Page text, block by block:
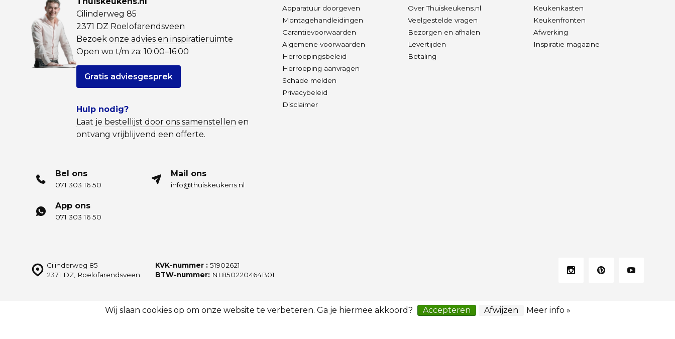
Cilinderweg 85
2371 DZ Roelofarendsveen
Bezoek onze advies en inspiratieruimte
Open wo t/m za: 10:00–16:00
Gratis adviesgesprek
Hulp nodig?
Laat je bestellijst door ons samenstellen en
ontvang vrijblijvend een offerte.
Bel ons
071 303 16 50
Mail ons
info@thuiskeukens.nl
App ons
071 303 16 50
Apparatuur doorgeven
Montagehandleidingen
Garantievoorwaarden
Algemene voorwaarden
Herroepingsbeleid
Herroeping aanvragen
Schade melden
Privacybeleid
Disclaimer
Over Thuiskeukens.nl
Veelgestelde vragen
Bezorgen en afhalen
Levertijden
Betaling
Keukenkasten
Keukenfronten
Afwerking
Inspiratie magazine
Cilinderweg 85
2371 DZ, Roelofarendsveen
KVK-nummer : 51902621
BTW-nummer: NL850220464B01
Wij slaan cookies op om onze website te verbeteren. Ga je hiermee akkoord? Accepteren Afwijzen Meer info »